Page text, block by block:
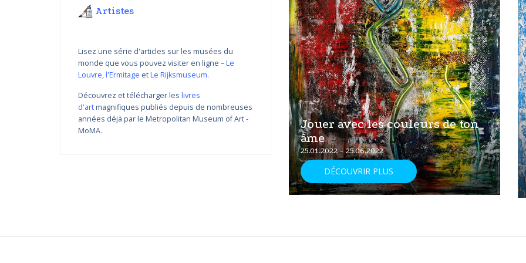
Artistes
Lisez une série d'articles sur les musées du
monde que vous pouvez visiter en ligne –Le
Louvre,l'Ermitage etLe Rijksmuseum.
Découvrez et télécharger les livres
d'artmagnifiques publiés depuis de nombreuses
années déjà par le Metropolitan Museum of Art -
MoMA.
Variations de couleur de
Nikolay Yanakiev I
22.03.2018 - 31.09.2018
Jouer avec les couleurs de ton
âme
25.01.2022 - 25.06.2022
DÉCOUVRIR PLUS